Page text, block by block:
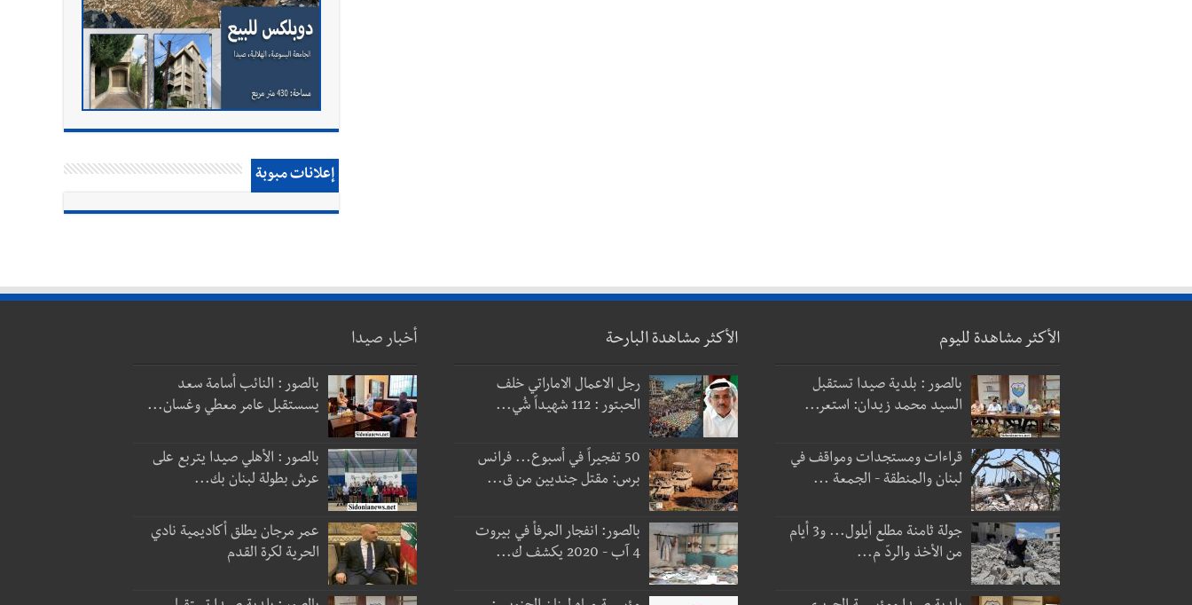
إعلانات مبوبة
الأكثر مشاهدة لليوم
بالصور : بلدية صيدا تستقبل
السيد محمد زيدان: استعر...
قراءات ومستجدات ومواقف في
لبنان والمنطقة - الجمعة ...
جولة ثامنة مطلع أيلول... و3 أيام
من الأخذ والردّ م...
الأكثر مشاهدة البارحة
رجل الاعمال الاماراتي خلف
الحبتور : 112 شهيداً شُي...
50 تفجيراً في أسبوع... فرانس
برس: مقتل جنديين من ق...
بالصور: انفجار المرفأ في بيروت
4 آب - 2020 يكشف ك...
أخبار صيدا
بالصور : النائب أسامة سعد
يسستقبل عامر معطي وغسان...
بالصور : الأهلي صيدا يتربع على
عرش بطولة لبنان بك...
عمر مرجان يطلق أكاديمية نادي
الحرية لكرة القدم